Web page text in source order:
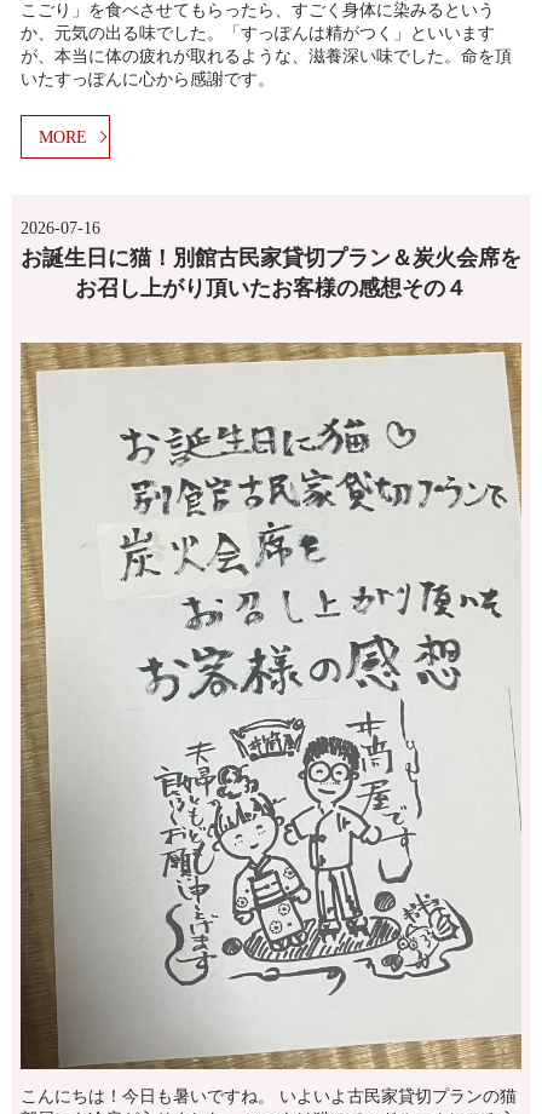
こごり」を食べさせてもらったら、すごく身体に染みるという
か、元気の出る味でした。「すっぽんは精がつく」といいます
が、本当に体の疲れが取れるような、滋養深い味でした。命を頂
いたすっぽんに心から感謝です。
MORE
2026-07-16
お誕生日に猫！別館古民家貸切プラン＆炭火会席を
お召し上がり頂いたお客様の感想その４
こんにちは！今日も暑いですね。 いよいよ古民家貸切プランの猫